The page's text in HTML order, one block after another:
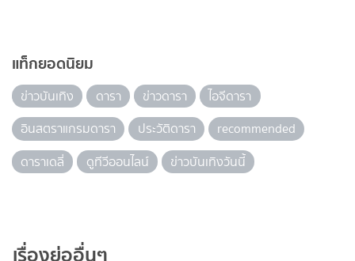
แท็กยอดนิยม
ข่าวบันเทิง ดารา ข่าวดารา
ไอจีดารา
อินสตราแกรมดารา
ประวัติดารา
recommended
ดาราเดลี่
ดูทีวีออนไลน์ ข่าวบันเทิงวันนี้